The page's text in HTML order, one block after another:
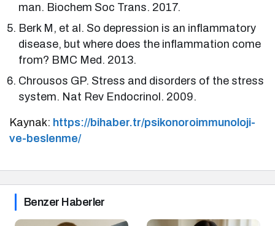
man. Biochem Soc Trans. 2017.
Berk M, et al. So depression is an inflammatory
disease, but where does the inflammation come
from? BMC Med. 2013.
Chrousos GP. Stress and disorders of the stress
system. Nat Rev Endocrinol. 2009.
Kaynak: https://bihaber.tr/psikonoroimmunoloji-
ve-beslenme/
Benzer Haberler